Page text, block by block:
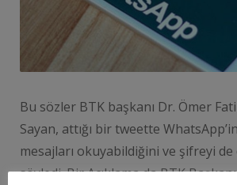
Bu sözler BTK başkanı Dr. Ömer
Sayan, attığı bir tweette
mesajları okuyabildiğini ve şifreyi
söyledi. Bir Açıklama da BTK